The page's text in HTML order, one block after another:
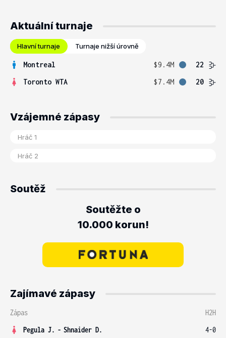
Aktuální turnaje
Hlavní turnaje Turnaje nižší úrovně
Montreal $9.4M
22
Toronto WTA
$7.4M 20
Vzájemné zápasy
Soutěž
Soutěžte o
10.000 korun!
Zajímavé zápasy
Zápas
H2H
Pegula J. - Shnaider D.
4-0